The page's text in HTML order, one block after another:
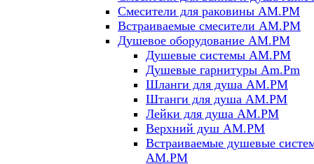
Смесители для раковины AM.PM
Встраиваемые смесители AM.PM
Душевое оборудование AM.PM
Душевые системы AM.PM
Душевые гарнитуры Am.Pm
Шланги для душа AM.PM
Штанги для душа AM.PM
Лейки для душа AM.PM
Верхний душ AM.PM
Встраиваемые душевые
AM.PM